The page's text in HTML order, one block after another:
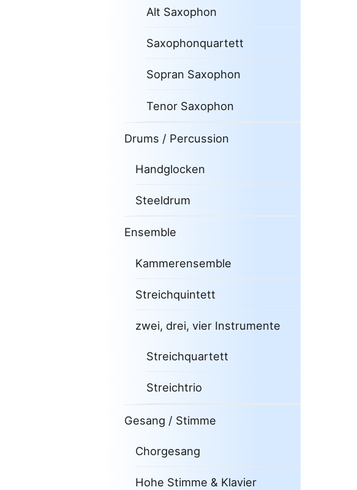
Alt Saxophon
Saxophonquartett
Sopran Saxophon
Tenor Saxophon
Drums / Percussion
Handglocken
Steeldrum
Ensemble
Kammerensemble
Streichquintett
zwei, drei, vier Instrumente
Streichquartett
Streichtrio
Gesang / Stimme
Chorgesang
Hohe Stimme & Klavier